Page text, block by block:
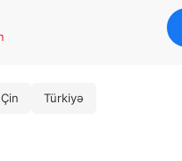
Çin Türkiyə